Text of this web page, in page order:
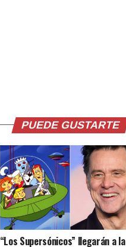
PUEDE GUSTARTE
“Los Supersónicos” llegarán a la